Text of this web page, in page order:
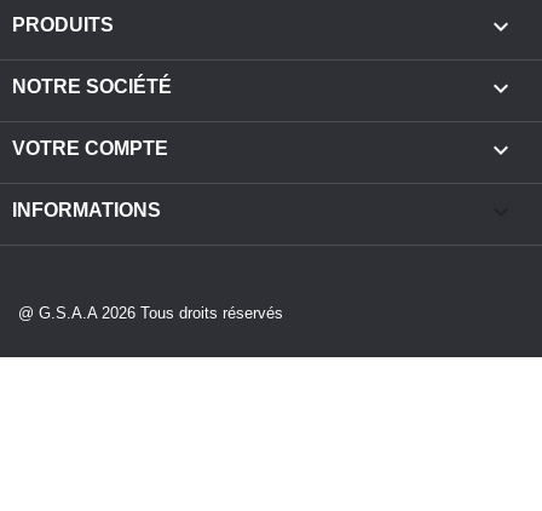
PRODUITS 
NOTRE SOCIÉTÉ 
VOTRE COMPTE 
INFORMATIONS
@ G.S.A.A 2026 Tous droits réservés